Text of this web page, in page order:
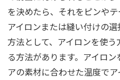
を決めたら、それをピンやテ
アイロンまたは縫い付けの
方法として、アイロンを使
る方法があります。アイロ
アの素材に合わせた温度で